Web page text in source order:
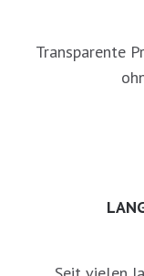
Transparente